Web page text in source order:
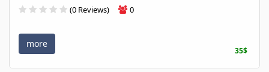
(0 Reviews) 0
more
35$